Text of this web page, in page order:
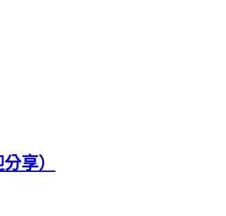
享）